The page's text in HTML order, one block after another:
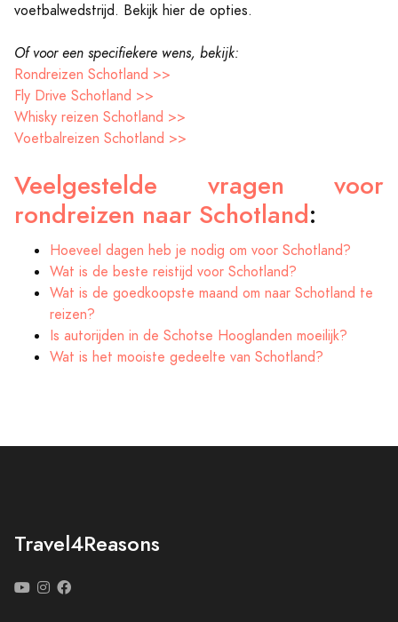
voetbalwedstrijd. Bekijk hier de opties.
Of voor een specifiekere wens, bekijk:
Rondreizen Schotland >>
Fly Drive Schotland >>
Whisky reizen Schotland >>
Voetbalreizen Schotland >>
Veelgestelde vragen voor
rondreizen naar Schotland:
Hoeveel dagen heb je nodig om voor Schotland?
Wat is de beste reistijd voor Schotland?
Wat is de goedkoopste maand om naar Schotland te
reizen?
Is autorijden in de Schotse Hooglanden moeilijk?
Wat is het mooiste gedeelte van Schotland?
Travel4Reasons